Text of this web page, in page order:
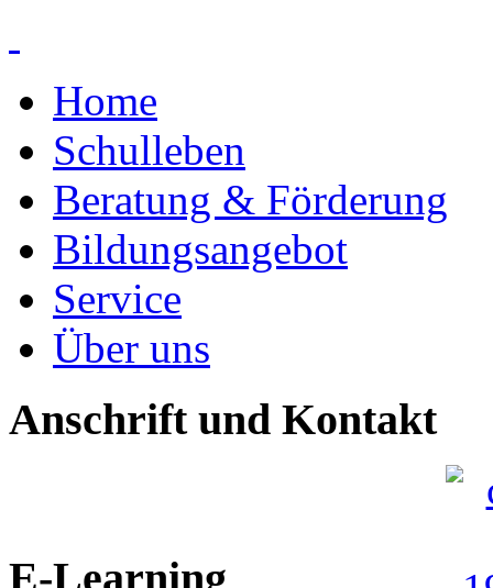
Home
Schulleben
Beratung & Förderung
Bildungsangebot
Service
Über uns
Anschrift und Kontakt
E-Learning